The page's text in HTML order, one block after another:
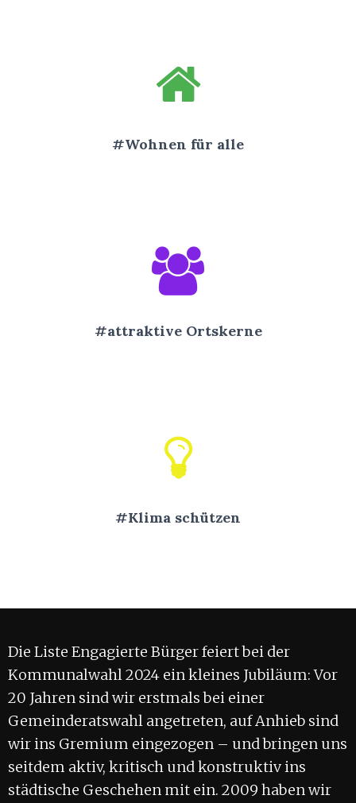
#Wohnen für alle
#attraktive Ortskerne
#Klima schützen
Die Liste Engagierte Bürger feiert bei der
Kommunalwahl 2024 ein kleines Jubiläum: Vor
20 Jahren sind wir erstmals bei einer
Gemeinderatswahl angetreten, auf Anhieb sind
wir ins Gremium eingezogen – und bringen uns
seitdem aktiv, kritisch und konstruktiv ins
städtische Geschehen mit ein. 2009 haben wir